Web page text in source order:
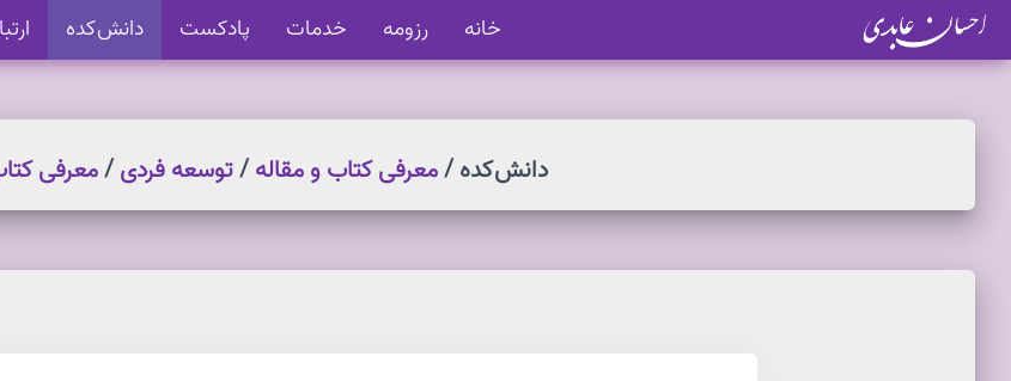
خانه رزومه خدمات پادکست دانش کده
دانش کده /معرفی کتاب و مقاله/توسعه فردی/معرفی